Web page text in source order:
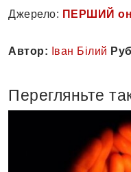
Джерело: ПЕРШИЙ
Автор: Іван Білий
Перегляньте